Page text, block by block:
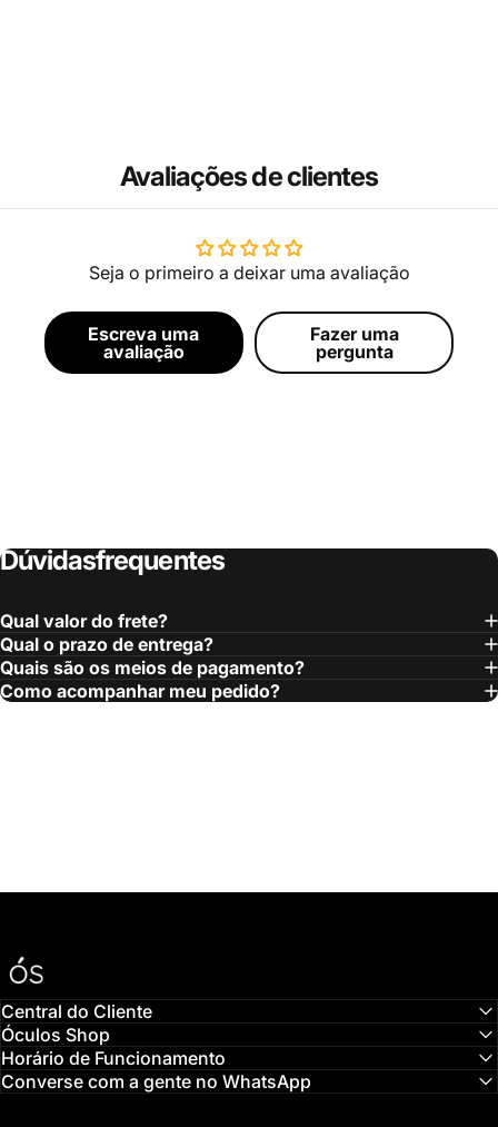
Avaliações de clientes
Seja o primeiro a deixar uma avaliação
Escreva uma
avaliação
Fazer uma
pergunta
Dúvidasfrequentes
Qual valor do frete?
Qual o prazo de entrega?
Quais são os meios de pagamento?
Como acompanhar meu pedido?
Óculos Shop
Central do Cliente
Óculos Shop
Horário de Funcionamento
Converse com a gente no WhatsApp